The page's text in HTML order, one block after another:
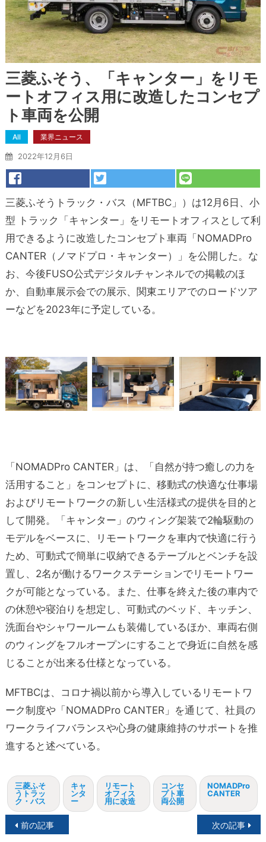
三菱ふそう、「キャンター」をリモ
ートオフィス用に改造したコンセプ
ト車両を公開
All 業界ニュース
2022年12月6日
三菱ふそうトラック・バス（MFTBC」）は12月6日、小
型 トラック「キャンター」をリモートオフィスとして利
用できるように改造したコンセプト車両「NOMADPro
CANTER（ノマドプロ・キャンター）」を公開した。な
お、今後FUSO公式デジタルチャンネルでの掲載のほ
か、自動車展示会での展示、関東エリアでのロードツア
ーなどを2023年に予定している。
「NOMADPro CANTER」は、「自然が持つ癒しの力を
活用すること」をコンセプトに、移動式の快適な仕事場
およびリモートワークの新しい生活様式の提供を目的と
して開発。「キャンター」のウィング架装で2輪駆動の
モデルをベースに、リモートワークを車内で快適に行う
ため、可動式で簡単に収納できるテーブルとベンチを設
置し、2名が働けるワークステーションでリモートワー
クが可能となっている。また、仕事を終えた後の車内で
の休憩や寝泊りを想定し、可動式のベッド、キッチン、
洗面台やシャワールームも装備しているほか、車両右側
のウィングをフルオープンにすることで身近に自然を感
じることが出来る仕様となっている。
MFTBCは、コロナ禍以前から導入しているリモートワ
ーク制度や「NOMADPro CANTER」を通じて、社員の
ワークライフバランスや心身の健康維持のサポートを推
進すると述べている。
三菱ふそ
うトラッ
ク・バス
キャ
ンタ
ー
リモート
オフィス
用に改造
コンセ
プト車
両公開
NOMADPro
CANTER
投前の記事 次の記事